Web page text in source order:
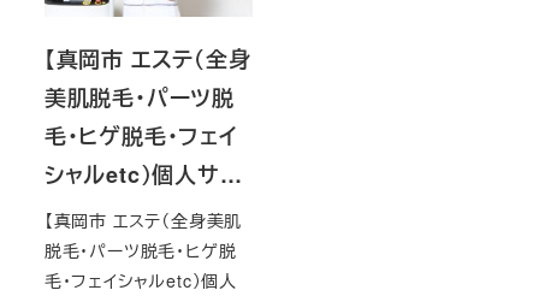
【真岡市 エステ（全身
美肌脱毛・パーツ脱
毛・ヒゲ脱毛・フェイ
シャルetc）個人サ…
【真岡市 エステ（全身美肌
脱毛・パーツ脱毛・ヒゲ脱
毛・フェイシャルetc）個人